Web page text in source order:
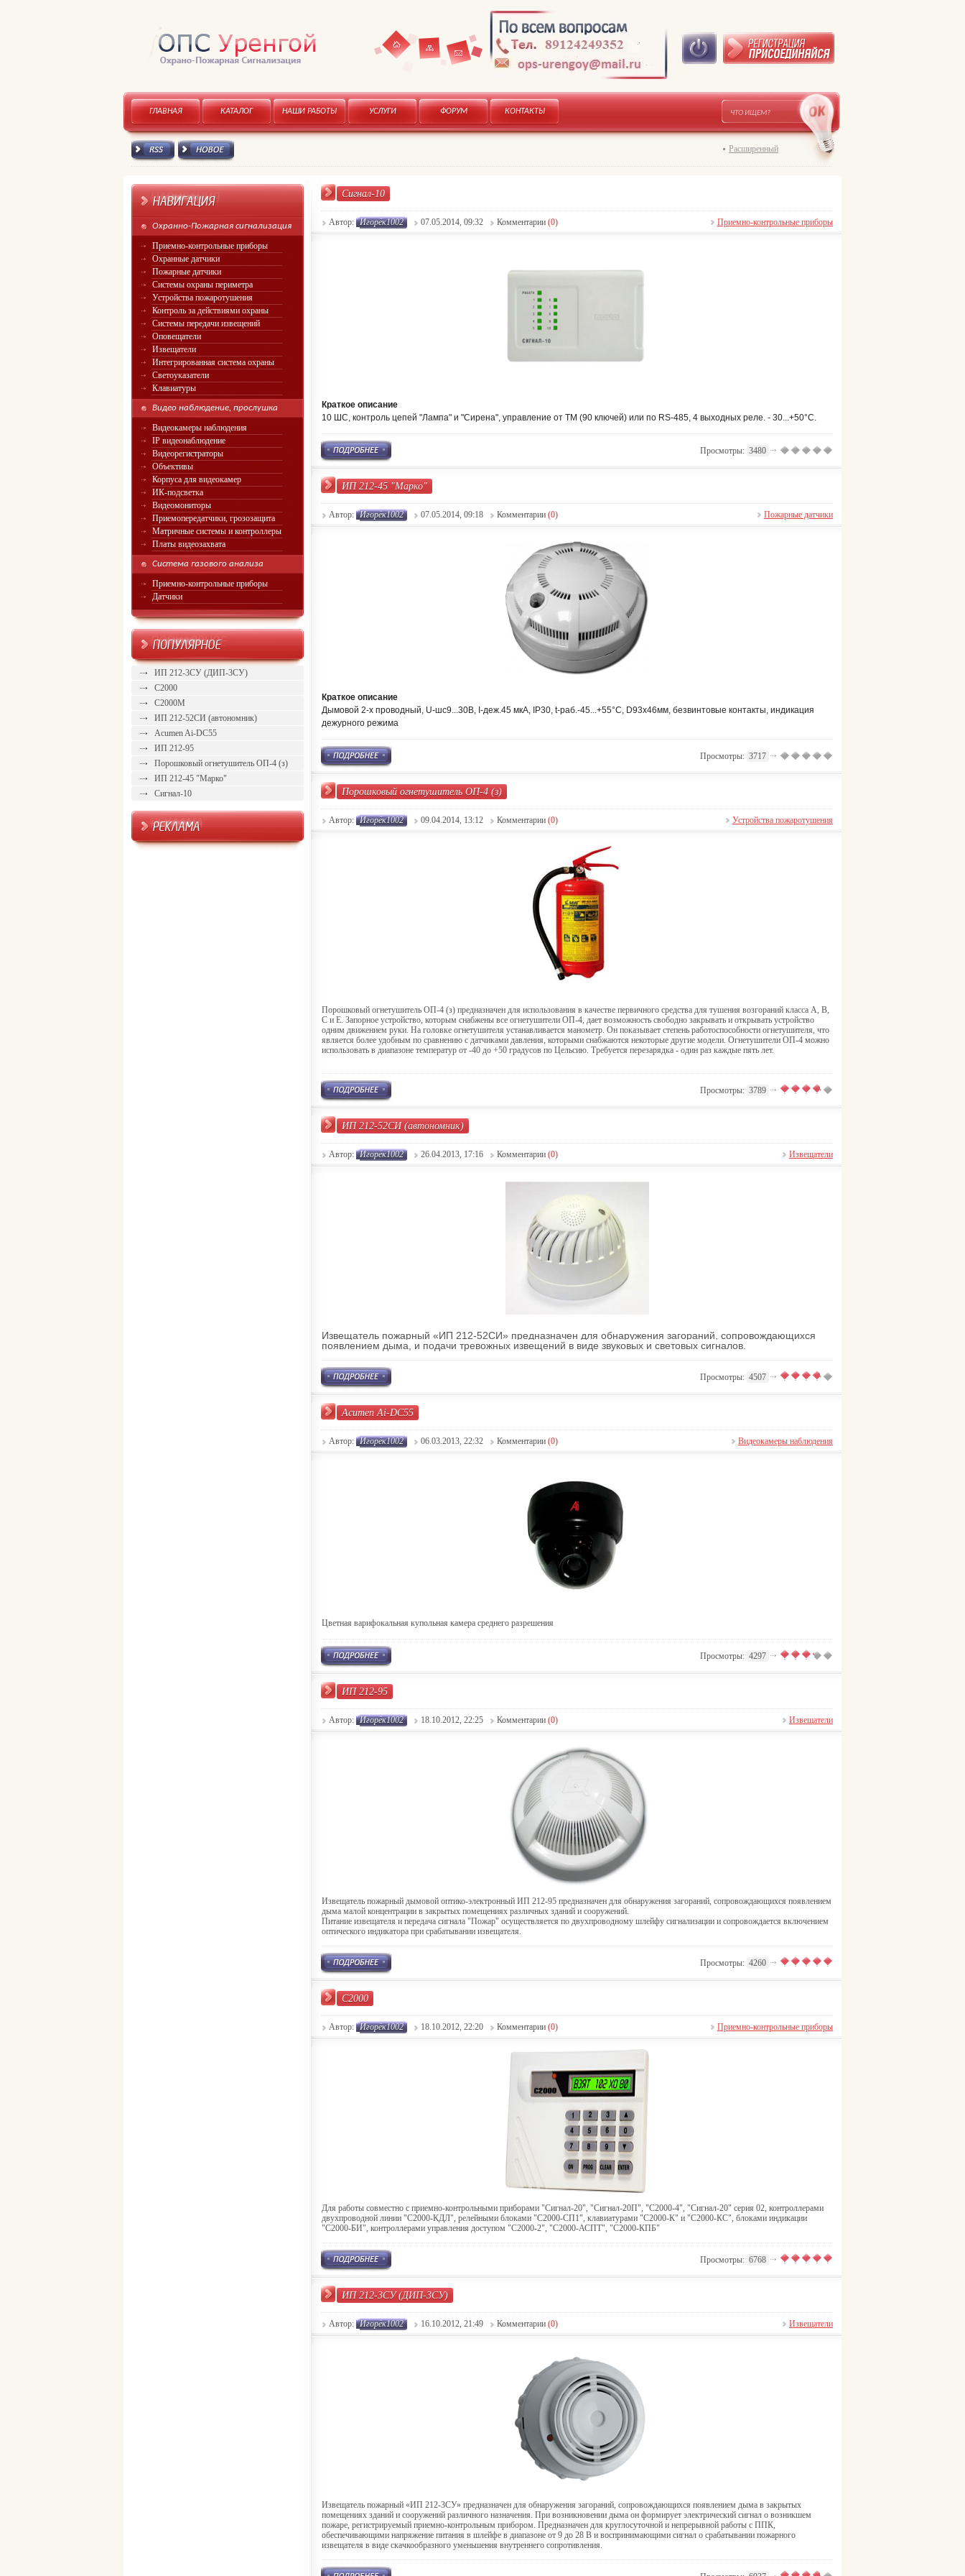
сайта
ГЛАВНАЯ КАТАЛОГ НАШИ РАБОТЫ УСЛУГИ ФОРУМ КОНТАКТЫ
Расширенный
RSS канал
Новое
Охранно-Пожарная сигнализация
Приемно-контрольные приборы
Охранные датчики
Пожарные датчики
Системы охраны периметра
Устройства пожаротушения
Контроль за действиями охраны
Системы передачи извещений
Оповещатели
Извещатели
Интегрированная система охраны
Светоуказатели
Клавиатуры
Видео наблюдение, прослушка
Видеокамеры наблюдения
IP видеонаблюдение
Видеорегистраторы
Объективы
Корпуса для видеокамер
ИК-подсветка
Видеомониторы
Приемопередатчики, грозозащита
Матричные системы и контроллеры
Платы видеозахвата
Система газового анализа
Приемно-контрольные приборы
Датчики
ИП 212-3СУ (ДИП-3СУ)
С2000
С2000М
ИП 212-52СИ (автономник)
Acumen Ai-DC55
ИП 212-95
Порошковый огнетушитель ОП-4 (з)
ИП 212-45 "Марко"
Сигнал-10
Сигнал-10
Приемно-контрольные приборы
Автор: Игорёк1002 07.05.2014, 09:32 Комментарии (0)
Краткое описание
10 ШС, контроль цепей "Лампа" и "Сирена", управление от TM (90 ключей) или по RS-485, 4 выходных реле. - 30...+50°С.
Просмотры: 3480
ИП 212-45 "Марко"
Пожарные датчики
Автор: Игорёк1002 07.05.2014, 09:18 Комментарии (0)
Краткое описание
Дымовой 2-х проводный, U-шс9...30В, I-деж.45 мкА, IP30, t-раб.-45...+55°С, D93х46мм, безвинтовые контакты, индикация
дежурного режима
Просмотры: 3717
Порошковый огнетушитель ОП-4 (з)
Устройства пожаротушения
Автор: Игорёк1002 09.04.2014, 13:12 Комментарии (0)
Порошковый огнетушитель ОП-4 (з) предназначен для использования в качестве первичного средства для тушения возгораний класса А, В,
С и Е. Запорное устройство, которым снабжены все огнетушители ОП-4, дает возможность свободно закрывать и открывать устройство
одним движением руки. На головке огнетушителя устанавливается манометр. Он показывает степень работоспособности огнетушителя, что
является более удобным по сравнению с датчиками давления, которыми снабжаются некоторые другие модели. Огнетушители ОП-4 можно
использовать в диапазоне температур от -40 до +50 градусов по Цельсию. Требуется перезарядка - один раз каждые пять лет.
Просмотры: 3789
ИП 212-52СИ (автономник)
Извещатели
Автор: Игорёк1002 26.04.2013, 17:16 Комментарии (0)
Извещатель пожарный «ИП 212-52СИ» предназначен для обнаружения загораний, сопровождающихся
появлением дыма, и подачи тревожных извещений в виде звуковых и световых сигналов.
Просмотры: 4507
Acumen Ai-DC55
Видеокамеры наблюдения
Автор: Игорёк1002 06.03.2013, 22:32 Комментарии (0)
Цветная варифокальная купольная камера среднего разрешения
Просмотры: 4297
ИП 212-95
Извещатели
Автор: Игорёк1002 18.10.2012, 22:25 Комментарии (0)
Извещатель пожарный дымовой оптико-электронный ИП 212-95 предназначен для обнаружения загораний, сопровождающихся появлением
дыма малой концентрации в закрытых помещениях различных зданий и сооружений.
Питание извещателя и передача сигнала "Пожар" осуществляется по двухпроводному шлейфу сигнализации и сопровождается включением
оптического индикатора при срабатывании извещателя.
Просмотры: 4260
С2000
Приемно-контрольные приборы
Автор: Игорёк1002 18.10.2012, 22:20 Комментарии (0)
Для работы совместно с приемно-контрольными приборами "Сигнал-20", "Сигнал-20П", "С2000-4", "Сигнал-20" серия 02, контроллерами
двухпроводной линии "С2000-КДЛ", релейными блоками "С2000-СП1", клавиатурами "С2000-К" и "С2000-КС", блоками индикации
"С2000-БИ", контроллерами управления доступом "С2000-2", "С2000-АСПТ", "С2000-КПБ"
Просмотры: 6768
ИП 212-3СУ (ДИП-3СУ)
Извещатели
Автор: Игорёк1002 16.10.2012, 21:49 Комментарии (0)
Извещатель пожарный «ИП 212-3СУ» предназначен для обнаружения загораний, сопровождающихся появлением дыма в закрытых
помещениях зданий и сооружений различного назначения. При возникновении дыма он формирует электрический сигнал о возникшем
пожаре, регистрируемый приемно-контрольным прибором. Предназначен для круглосуточной и непрерывной работы с ППК,
обеспечивающими напряжение питания в шлейфе в диапазоне от 9 до 28 В и воспринимающими сигнал о срабатывании пожарного
извещателя в виде скачкообразного уменьшения внутреннего сопротивления.